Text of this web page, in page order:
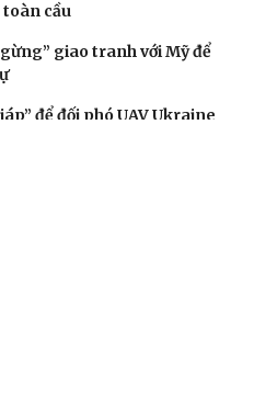
cầu
giao tranh với Mỹ để
để đối phó UAV Ukraine